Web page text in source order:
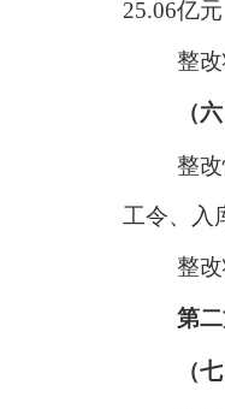
25.06亿
整
（
整
工令、入
整
第
（